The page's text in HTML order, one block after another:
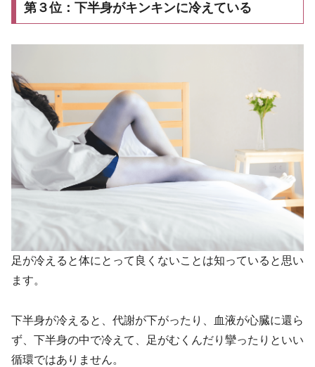
第３位：下半身がキンキンに冷えている
足が冷えると体にとって良くないことは知っていると思い
ます。
下半身が冷えると、代謝が下がったり、血液が心臓に還ら
ず、下半身の中で冷えて、足がむくんだり攣ったりといい
循環ではありません。